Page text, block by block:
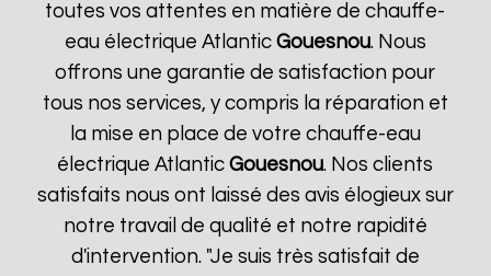
toutes vos attentes en matière de chauffe-
eau électrique Atlantic Gouesnou. Nous
offrons une garantie de satisfaction pour
tous nos services, y compris la réparation et
la mise en place de votre chauffe-eau
électrique AtlanticGouesnou. Nos clients
satisfaits nous ont laissé des avis élogieux sur
notre travail de qualité et notre rapidité
d'intervention. "Je suis très satisfait de